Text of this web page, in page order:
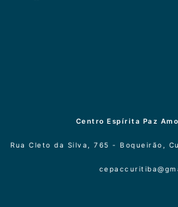
Centro Espírita Paz
Rua Cleto da Silva, 765 - Boqueirão,